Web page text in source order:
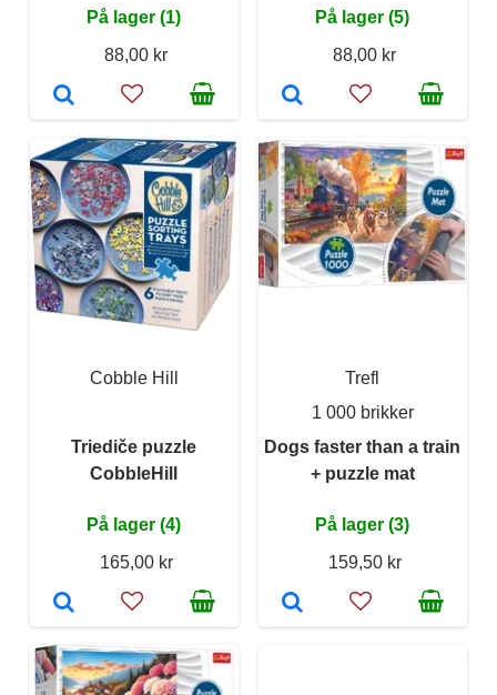
På lager (1)
88,00 kr
På lager (5)
88,00 kr
Cobble Hill
Triediče puzzle
CobbleHill
På lager (4)
165,00 kr
Trefl
1 000 brikker
Dogs faster than a train
+ puzzle mat
På lager (3)
159,50 kr